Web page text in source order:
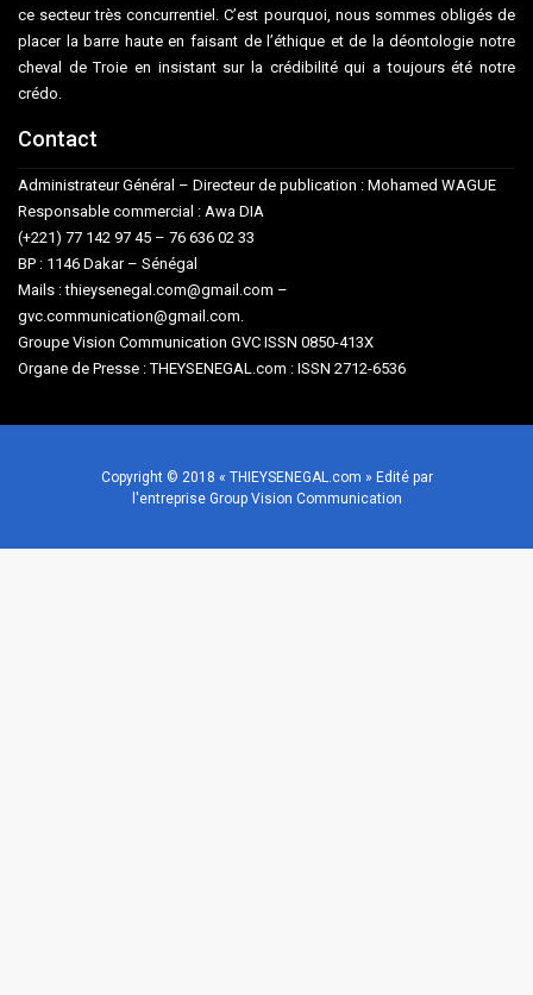
ce secteur très concurrentiel. C’est pourquoi, nous sommes obligés de
placer la barre haute en faisant de l’éthique et de la déontologie notre
cheval de Troie en insistant sur la crédibilité qui a toujours été notre
crédo.
Contact
Administrateur Général – Directeur de publication : Mohamed WAGUE
Responsable commercial : Awa DIA
(+221) 77 142 97 45 – 76 636 02 33
BP : 1146 Dakar – Sénégal
Mails : thieysenegal.com@gmail.com –
gvc.communication@gmail.com.
Groupe Vision Communication GVC ISSN 0850-413X
Organe de Presse : THEYSENEGAL.com : ISSN 2712-6536
Copyright © 2018 « THIEYSENEGAL.com » Edité par
l'entreprise Group Vision Communication